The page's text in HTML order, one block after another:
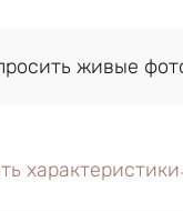
живые
характеристики